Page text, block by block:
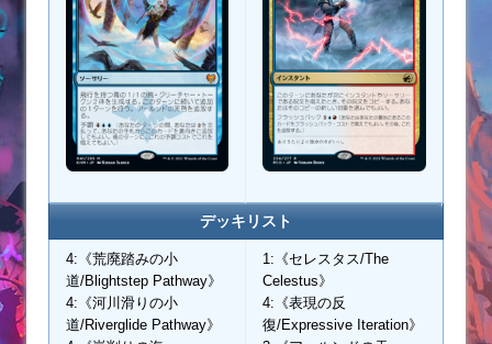
デッキリスト
4:《荒廃踏みの小
道/Blightstep Pathway》
4:《河川滑りの小
道/Riverglide Pathway》
1:《セレスタス/The
Celestus》
4:《表現の反
復/Expressive Iteration》